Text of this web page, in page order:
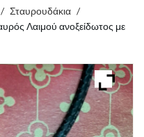
/ Σταυρουδάκια /
Λαιμού ανοξείδωτος με